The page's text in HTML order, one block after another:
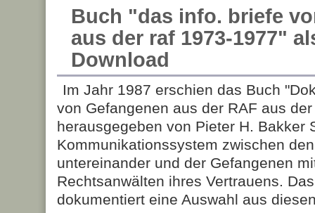
Buch "das info. briefe
aus der raf 1973-1977"
Download
Im Jahr 1987 erschien das Buch
von Gefangenen aus der RAF aus
herausgegeben von Pieter H. Bakker
Kommunikationssystem zwischen
untereinander und der Gefangenen
Rechtsanwälten ihres Vertrauens.
dokumentiert eine Auswahl aus